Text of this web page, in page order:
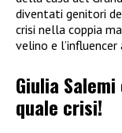
diventati genitori
crisi nella coppia
velino e
Giulia
quale crisi!